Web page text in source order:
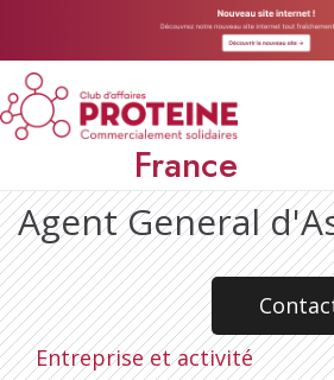
France
Agent General
Entreprise et activité